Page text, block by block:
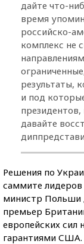
дайте что-
время
российско-
комплекс не
результаты,
и под
давайте
Решения по
саммите
министр Польши
премьер
европейских сил
гарантиями США.